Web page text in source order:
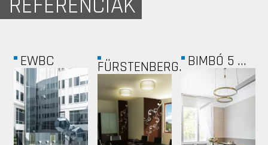
EWBC FÜRSTENBERG... BIMBÓ 5 ...